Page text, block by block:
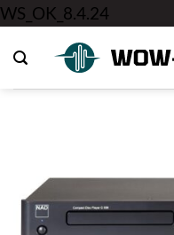
WS_OK_8.4.24
springen